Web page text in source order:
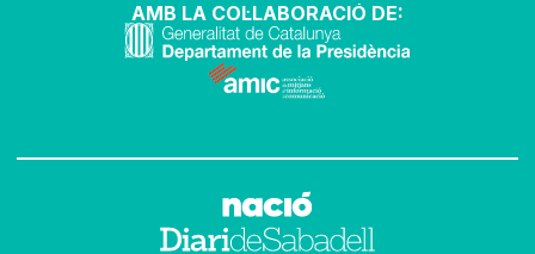
AMB LA COL·LABORACIÓ DE: